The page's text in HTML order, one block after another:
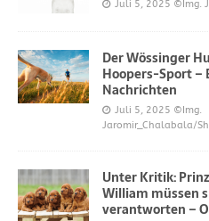
Juli 5, 2025 ©Img.
Der Wössinger
Hoopers-Sport –
Nachrichten
Juli 5, 2025 ©Img.
Jaromir_Chalabala/
Unter Kritik:
William müssen
verantworten –